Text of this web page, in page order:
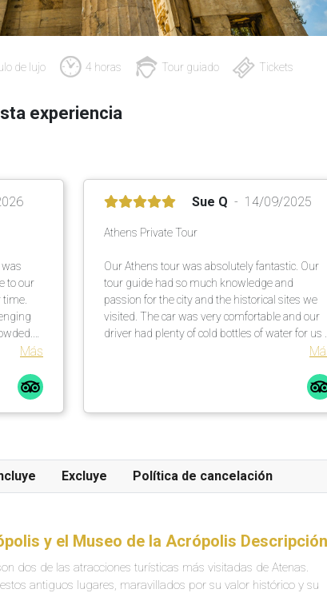
de lujo 4 horas Tour guiado Tickets
experiencia
to our
a
Más
Sue Q 14/09/2025
Athens Private Tour
Our Athens tour was absolutely fantastic. Our
tour guide had so much knowledge and
passion for the city and the historical sites we
visited. The car was very comfortable and our
driver had plenty of cold bottles of water for us -
much appreciated on a 30 degrees Celsius
with Tour Travel & More, and also recommend
Excluye Política de cancelación
y el Museo de la Acrópolis Descripción
dos de las atracciones turísticas más visitadas de Atenas.
antiguos lugares, maravillados por su valor histórico y su